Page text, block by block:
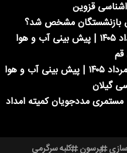
بازنشستگان مشخص شد؟
وضعیت هوای فردا قم جمعه ۱۶ مرداد ۱۴۰۵ | پیش بینی آب و هوا
وضعیت هوای فردا گیلان جمعه ۱۶ مرداد ۱۴۰۵ | پیش بینی آب و هوا
خبر فوری؛ برنامه واریزی مرداد ۱۴۰۵ مستمری مددجویان کمیته امداد
پرسون کلبه سرگرمی